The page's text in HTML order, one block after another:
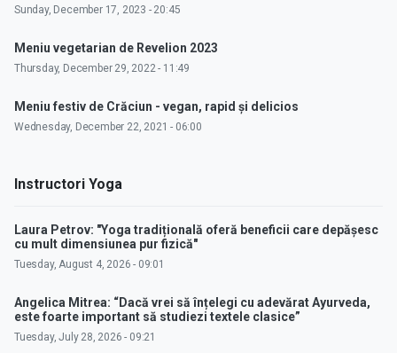
Sunday, December 17, 2023 - 20:45
Meniu vegetarian de Revelion 2023
Thursday, December 29, 2022 - 11:49
Meniu festiv de Crăciun - vegan, rapid și delicios
Wednesday, December 22, 2021 - 06:00
Instructori Yoga
Laura Petrov: "Yoga tradițională oferă beneficii care depășesc
cu mult dimensiunea pur fizică"
Tuesday, August 4, 2026 - 09:01
Angelica Mitrea: “Dacă vrei să înțelegi cu adevărat Ayurveda,
este foarte important să studiezi textele clasice”
Tuesday, July 28, 2026 - 09:21